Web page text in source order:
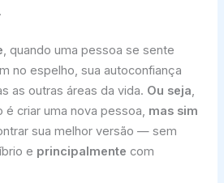
, quando uma pessoa se sente
no espelho, sua autoconfiança
as outras áreas da vida. Ou seja,
criar uma nova pessoa, mas sim
sua melhor versão — sem
e principalmente com